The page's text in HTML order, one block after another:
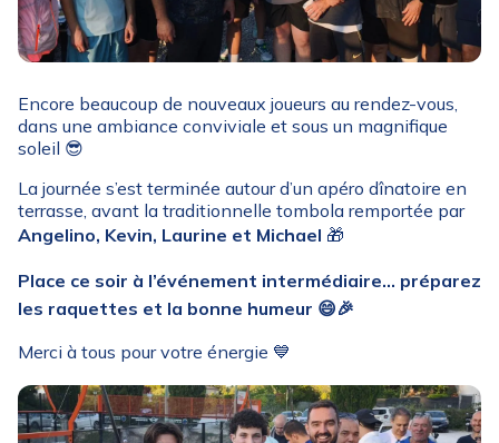
Encore beaucoup de nouveaux joueurs au rendez-vous,
dans une ambiance conviviale et sous un magnifique
soleil 😎
La journée s’est terminée autour d’un apéro dînatoire en
terrasse, avant la traditionnelle tombola remportée par
Angelino, Kevin, Laurine et Michael 🎁
Place ce soir à l’événement intermédiaire… préparez
les raquettes et la bonne humeur 😄🎉
Merci à tous pour votre énergie 💙